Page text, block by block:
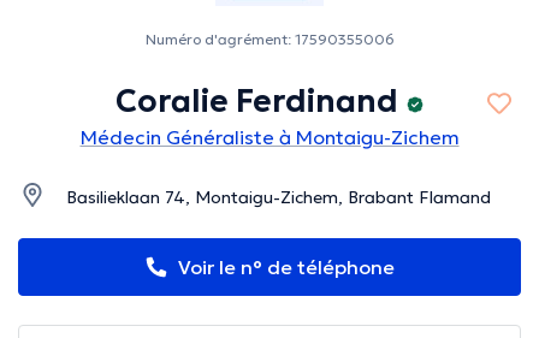
Numéro d'agrément: 17590355006
Coralie Ferdinand
Médecin Généraliste à Montaigu-Zichem
Basilieklaan 74, Montaigu-Zichem, Brabant Flamand
Voir le n° de téléphone